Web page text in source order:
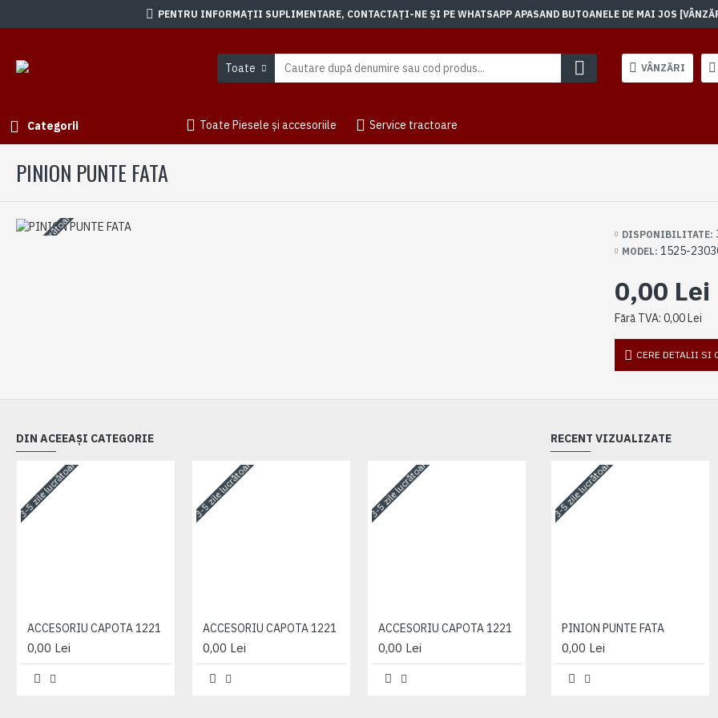
PENTRU INFORMAȚII SUPLIMENTARE, CONTACTAȚI-NE ȘI PE WHATSAPP APASAND BUTOANELE DE MAI JOS
Toate VÂNZĂRI
Categorii Toate Piesele și accesoriile Service tractoare
PINION PUNTE FATA
3-5 zile lucrătoare DISPONIBILITATE:
MODEL: 1525-
0,00 Lei
Fără TVA: 0,00 Lei
CERE DETALII SI
DIN ACEEAȘI CATEGORIE
3-5 zile lucrătoare
ACCESORIU CAPOTA 1221
0,00 Lei
3-5 zile lucrătoare
ACCESORIU CAPOTA 1221
0,00 Lei
3-5 zile lucrătoare
ACCESORIU CAPOTA 1221
0,00 Lei
3-5 zile lucrătoare
ACCESORIU CAPOTA 1221
0,00 Lei
RECENT VIZUALIZATE
3-5 zile lucrătoare
PINION PUNTE FATA
0,00 Lei